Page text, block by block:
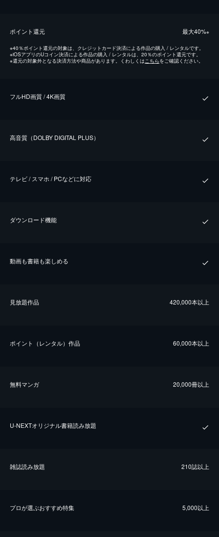
ポイント還元 最⼤40%※
※40％ポイント還元の対象は、クレジットカード決済による作品の購入 / レンタルです。
※iOSアプリのUコイン決済による作品の購入 / レンタルは、20％のポイント還元です。
※還元の対象外となる決済方法や商品があります。くわしくはこちらをご確認ください。
フルHD画質 / 4K画質
⾼⾳質（DOLBY DIGITAL PLUS）
テレビ / スマホ / PCなどに対応
ダウンロード機能
動画も書籍も楽しめる
⾒放題作品 420,000本以上
ポイント（レンタル）作品 60,000本以上
無料マンガ 20,000冊以上
U-NEXTオリジナル書籍読み放題
雑誌読み放題 210誌以上
プロが選ぶおすすめ特集 5,000以上